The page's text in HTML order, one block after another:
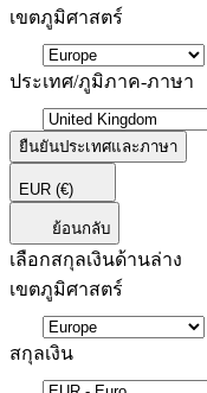
เขตภูมิศาสตร์
ประเทศ/ภูมิภาค-ภาษา
ยืนยันประเทศและภาษา
EUR (€)
ย้อนกลับ
เลือกสกุลเงินด้านล่าง
เขตภูมิศาสตร์
สกุลเงิน